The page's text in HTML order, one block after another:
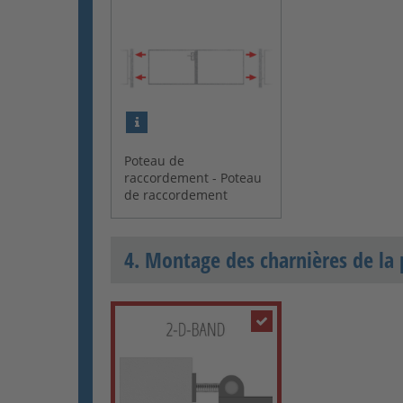
Poteau de
raccordement - Poteau
de raccordement
4. Montage des charnières de la